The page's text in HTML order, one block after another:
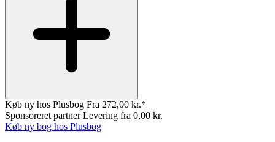
Køb ny hos Plusbog Fra 272,00 kr.*
Sponsoreret partnerLevering fra 0,00 kr.
Køb ny bog hos Plusbog